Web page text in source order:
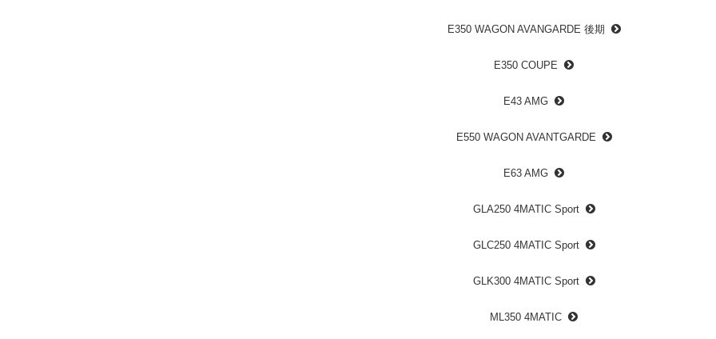
E350 WAGON AVANGARDE 後期
E350 COUPE
E43 AMG
E550 WAGON AVANTGARDE
E63 AMG
GLA250 4MATIC Sport
GLC250 4MATIC Sport
GLK300 4MATIC Sport
ML350 4MATIC